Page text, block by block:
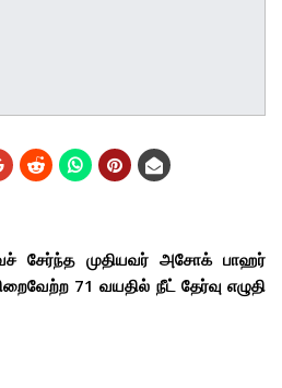
சேர்ந்​த முதியவர் அசோக் பாஹர்
71 வயதில் நீட் தேர்வு எழு​தி​